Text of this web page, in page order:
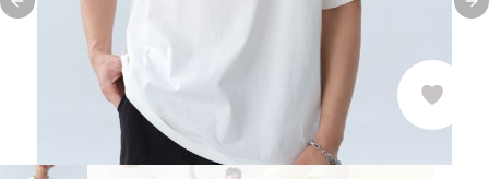
Previous slide